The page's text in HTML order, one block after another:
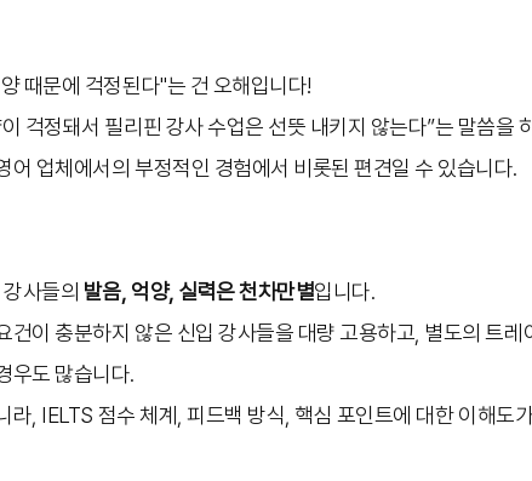
때문에 걱정된다"는 건 오해입니다!
걱정돼서 필리핀 강사 수업은 선뜻 내키지 않는다”는 말씀을
어 업체에서의 부정적인 경험에서 비롯된 편견일 수 있습니다.
사들의 발음, 억양, 실력은 천차만별입니다.
건이 충분하지 않은 신입 강사들을 대량 고용하고, 별도의 트
우도 많습니다.
라, IELTS 점수 체계, 피드백 방식, 핵심 포인트에 대한 이해도